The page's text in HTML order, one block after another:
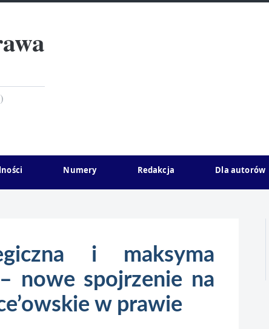
Numery Redakcja Dla autorów
i maksyma
nowe spojrzenie na
w prawie